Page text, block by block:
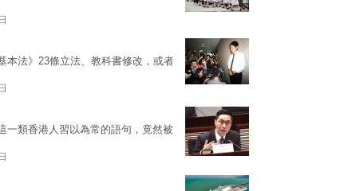
本法》23條立法、教科書修改，或者
一類香港人習以為常的語句，竟然被